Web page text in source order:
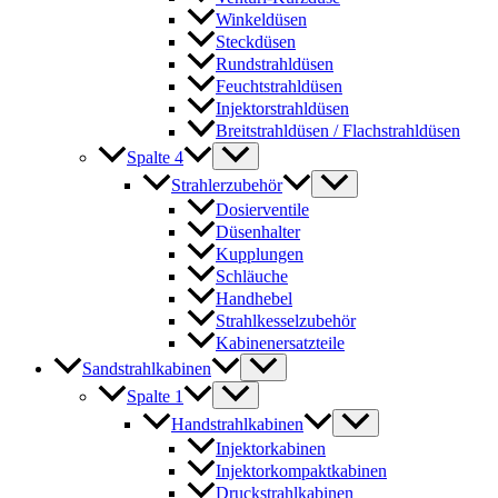
Winkeldüsen
Steckdüsen
Rundstrahldüsen
Feuchtstrahldüsen
Injektorstrahldüsen
Breitstrahldüsen / Flachstrahldüsen
Spalte 4
Strahlerzubehör
Dosierventile
Düsenhalter
Kupplungen
Schläuche
Handhebel
Strahlkesselzubehör
Kabinenersatzteile
Sandstrahlkabinen
Spalte 1
Handstrahlkabinen
Injektorkabinen
Injektorkompaktkabinen
Druckstrahlkabinen